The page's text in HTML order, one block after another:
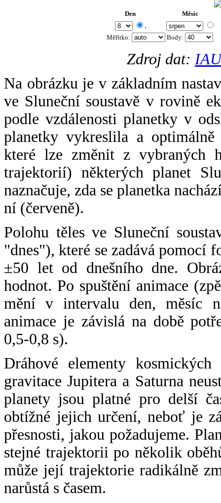
Den Měsíc
.
Měřítko: Body:
Zdroj dat:
Na obrázku je v základním
ve Sluneční soustavě v rovině
podle vzdálenosti planetky v
planetky vykreslila a
které lze změnit z vybraných
trajektorií) některých planet
naznačuje, zda se planetka
ní (červeně).
Polohu těles ve Sluneční
"dnes"), které se zadává pomocí
±50 let od dnešního dne.
hodnot. Po spuštění animace
mění v intervalu den, měsíc
animace je závislá na době
0,5-0,8 s).
Dráhové elementy
gravitace Jupitera a Saturna
planety jsou platné pro delší
obtížné jejich určení, neboť je
přesnosti, jakou požadujeme.
stejné trajektorii po několik
může její trajektorie radikálně
narůstá s časem.